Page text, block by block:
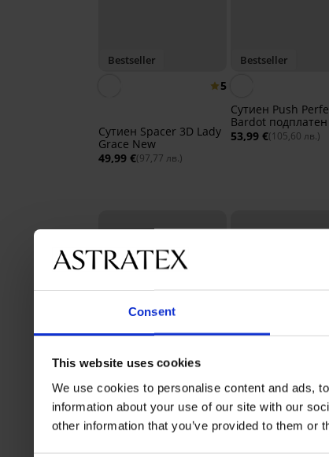
Consent
This website uses cookies
We use cookies to personalise content and ads,
information about your use of our site with our
other information that you’ve provided to them or
Bestseller
5
Сутиен Spacer 3D Lady
Grace New
49,99 €(97,77 лв.)
Bestseller
Сутиен Push
Bardot подплатен
53,99 €(105,60 лв.)
Bestseller
4,8
неподплатен
Bestseller
Shirt Bra